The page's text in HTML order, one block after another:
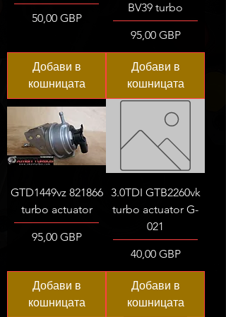
Цена
50,00 GBP
Добави в
кошницата
BV39 turbo
Цена
95,00 GBP
Добави в
кошницата
GTD1449vz 821866
turbo actuator
Цена
95,00 GBP
Добави в
кошницата
3.0TDI GTB2260vk
turbo actuator G-
021
Цена
40,00 GBP
Добави в
кошницата